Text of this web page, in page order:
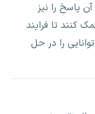
پاسخ را نیز
کنند تا فرایند
را در حل